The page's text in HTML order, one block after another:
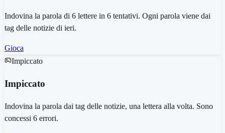
Indovina la parola di 6 lettere in 6 tentativi. Ogni parola viene dai
tag delle notizie di ieri.
Gioca
Impiccato
Impiccato
Indovina la parola dai tag delle notizie, una lettera alla volta. Sono
concessi 6 errori.